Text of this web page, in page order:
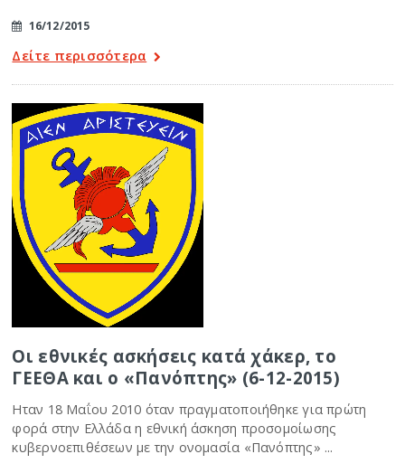
16/12/2015
Δείτε περισσότερα
Οι εθνικές ασκήσεις κατά χάκερ, το
ΓΕΕΘΑ και ο «Πανόπτης» (6-12-2015)
Ηταν 18 Μαΐου 2010 όταν πραγματοποιήθηκε για πρώτη
φορά στην Ελλάδα η εθνική άσκηση προσομοίωσης
κυβερνοεπιθέσεων με την ονομασία «Πανόπτης» ...